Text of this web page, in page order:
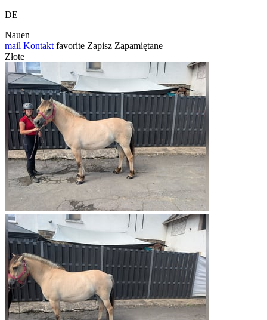
DE
Nauen
mail Kontakt favorite Zapisz Zapamiętane
Złote